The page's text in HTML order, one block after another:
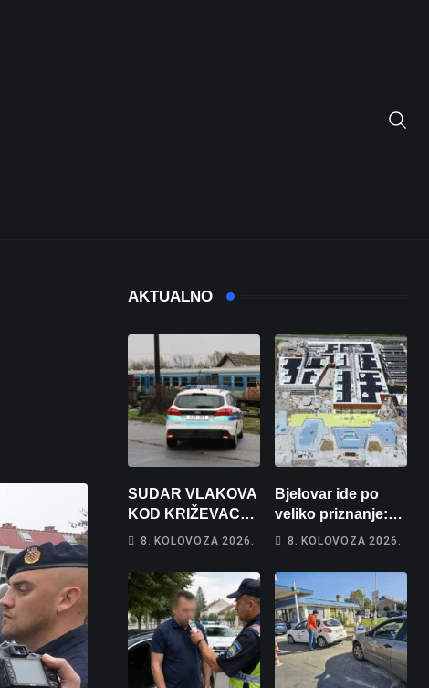
AKTUALNO
SUDAR VLAKOVA
KOD KRIŽEVACA:
Ima ozlijeđenih,
odvezena
helikopterom
8. KOLOVOZA 2026.
Bjelovar ide po
veliko priznanje:
Hrebak danas u
Wellovar za
domaćina
Europskog
prvenstva
8. KOLOVOZA 2026.